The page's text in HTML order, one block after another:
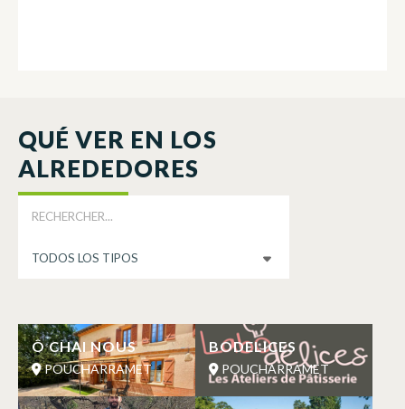
QUÉ VER EN LOS
ALREDEDORES
Ô CHAI NOUS
POUCHARRAMET
BODELICES
POUCHARRAMET